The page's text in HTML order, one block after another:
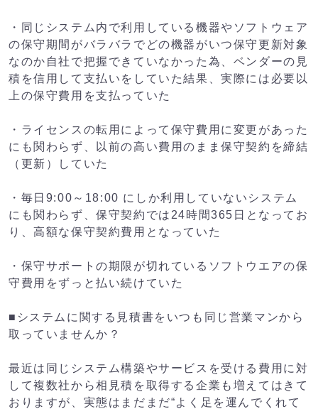
・同じシステム内で利用している機器やソフトウェア
の保守期間がバラバラでどの機器がいつ保守更新対象
なのか自社で把握できていなかった為、ベンダーの見
積を信用して支払いをしていた結果、実際には必要以
上の保守費用を支払っていた
・ライセンスの転用によって保守費用に変更があった
にも関わらず、以前の高い費用のまま保守契約を締結
（更新）していた
・毎日9:00～18:00 にしか利用していないシステム
にも関わらず、保守契約では24時間365日となってお
り、高額な保守契約費用となっていた
・保守サポートの期限が切れているソフトウエアの保
守費用をずっと払い続けていた
■システムに関する見積書をいつも同じ営業マンから
取っていませんか？
最近は同じシステム構築やサービスを受ける費用に対
して複数社から相見積を取得する企業も増えてはきて
おりますが、実態はまだまだ“よく足を運んでくれて